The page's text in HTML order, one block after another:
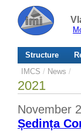
Structure
IMCS / News /
2021
November
Ședința